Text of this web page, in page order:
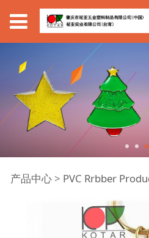
PVC玩具挂
产品中心> PVC Rrbber